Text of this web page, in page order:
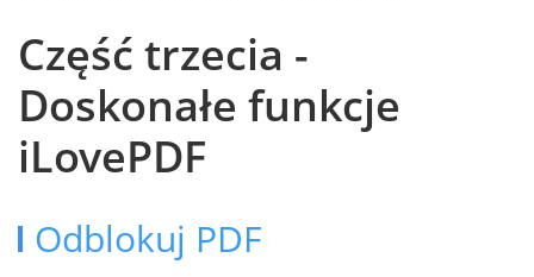
Część trzecia -
Doskonałe funkcje
iLovePDF
Odblokuj PDF